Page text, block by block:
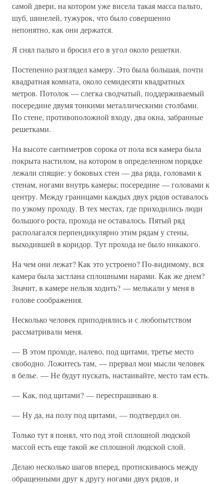
самой двери, на котором уже висела такая масса пальто,
шуб, шинелей, тужурок, что было совершенно
непонятно, как они держатся.
Я снял пальто и бросил его в угол около решетки.
Постепенно разглядел камеру. Это была большая, почти
квадратная комната, около семидесяти квадратных
метров. Потолок — слегка сводчатый, поддерживаемый
посередине двумя тонкими металлическими столбами.
По стене, противоположной входу, два окна, забранные
решетками.
На высоте сантиметров сорока от пола вся камера была
покрыта настилом, на котором в определенном порядке
лежали спящие: у боковых стен — два ряда, головами к
стенам, ногами внутрь камеры; посередине — головами к
центру. Между границами каждых двух рядов оставалось
по узкому проходу. В тех местах, где приходились люди
большого роста, прохода не оставалось. Пятый ряд
располагался перпендикулярно этим рядам у стены,
выходившей в коридор. Тут прохода не было никакого.
На чем они лежат? Как это устроено? По-видимому, вся
камера была застлана сплошными нарами. Как же днем?
Значит, в камере нельзя ходить? — мелькали у меня в
голове соображения.
Несколько человек приподнялись и с любопытством
рассматривали меня.
— В этом проходе, налево, под щитами, третье место
свободно. Ложитесь там, — прервал мои мысли человек
в белье. — Не будут пускать, настаивайте, место там есть.
— Как, под щитами? — переспрашиваю я.
— Ну да, на полу под щитами, — подтвердил он.
Только тут я понял, что под этой сплошной людской
массой есть еще такой же сплошной людской слой.
Делаю несколько шагов вперед, протискиваюсь между
обращенными друг к другу ногами двух рядов, и